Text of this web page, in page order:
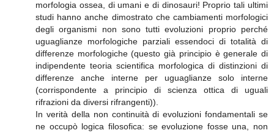
morfologia ossea, di umani e di dinosauri! Proprio tali ultimi
studi hanno anche dimostrato che cambiamenti morfologici
degli organismi non sono tutti evoluzioni proprio perché
uguaglianze morfologiche parziali essendoci di totalità di
differenze morfologiche (questo già principio è generale di
indipendente teoria scientifica morfologica di distinzioni di
differenze anche interne per uguaglianze solo interne
(corrispondente a principio di scienza ottica di uguali
rifrazioni da diversi rifrangenti)).
In verità della non continuità di evoluzioni fondamentali se
ne occupò logica filosofica: se evoluzione fosse una, non